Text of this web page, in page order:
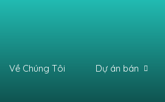
Về Chúng Tôi Dự án bán